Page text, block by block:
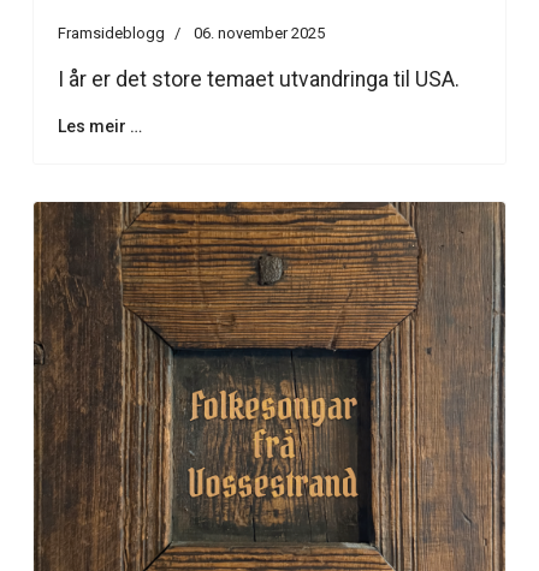
Framsideblogg 06. november 2025
I år er det store temaet utvandringa til USA.
Les meir …